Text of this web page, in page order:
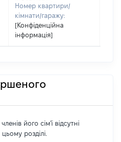
Номер квартири/
кімнати/гаражу:
[Конфіденційна
інформація]
його сім'ї відсутні
розділі.